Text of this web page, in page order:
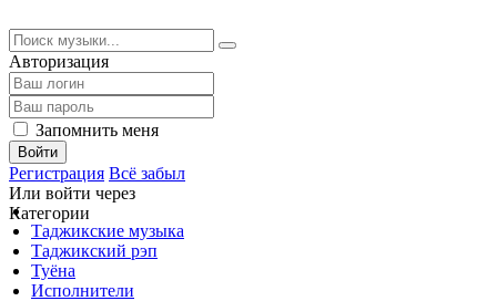
Авторизация
Запомнить меня
Войти
Регистрация Всё забыл
Или войти через
Категории
Таджикские музыка
Таджикский рэп
Туёна
Исполнители